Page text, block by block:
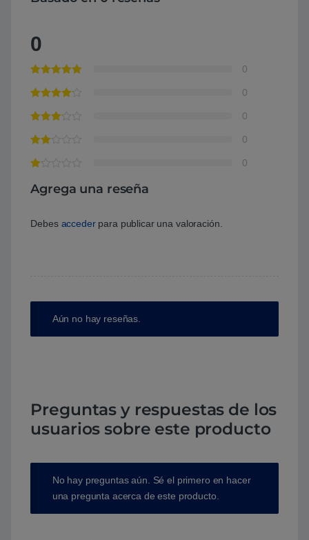
0
0
0
0
0
0
Agrega una reseña
Debes accederpara publicar una valoración.
Aún no hay reseñas.
Preguntas y respuestas de los
usuarios sobre este producto
No hay preguntas aún. Sé el primero en hacer
una pregunta acerca de este producto.